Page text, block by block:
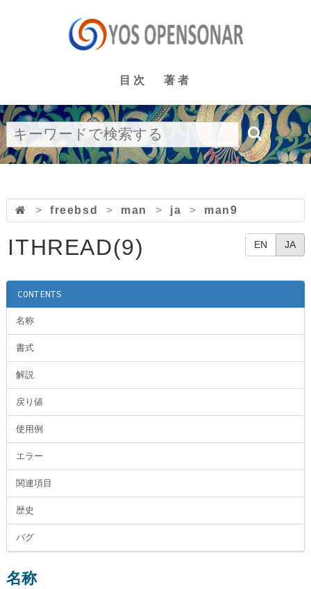
目次 著者
> freebsd > man > ja > man9
EN JA
ITHREAD(9)
CONTENTS
名称
書式
解説
戻り値
使用例
エラー
関連項目
歴史
バグ
名称